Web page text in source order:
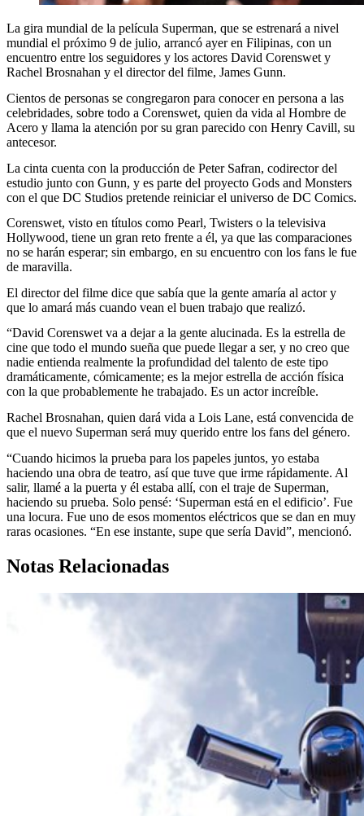
La gira mundial de la película Superman, que se estrenará a nivel
mundial el próximo 9 de julio, arrancó ayer en Filipinas, con un
encuentro entre los seguidores y los actores David Corenswet y
Rachel Brosnahan y el director del filme, James Gunn.
Cientos de personas se congregaron para conocer en persona a las
celebridades, sobre todo a Corenswet, quien da vida al Hombre de
Acero y llama la atención por su gran parecido con Henry Cavill, su
antecesor.
La cinta cuenta con la producción de Peter Safran, codirector del
estudio junto con Gunn, y es parte del proyecto Gods and Monsters
con el que DC Studios pretende reiniciar el universo de DC Comics.
Corenswet, visto en títulos como Pearl, Twisters o la televisiva
Hollywood, tiene un gran reto frente a él, ya que las comparaciones
no se harán esperar; sin embargo, en su encuentro con los fans le fue
de maravilla.
El director del filme dice que sabía que la gente amaría al actor y
que lo amará más cuando vean el buen trabajo que realizó.
“David Corenswet va a dejar a la gente alucinada. Es la estrella de
cine que todo el mundo sueña que puede llegar a ser, y no creo que
nadie entienda realmente la profundidad del talento de este tipo
dramáticamente, cómicamente; es la mejor estrella de acción física
con la que probablemente he trabajado. Es un actor increíble.
Rachel Brosnahan, quien dará vida a Lois Lane, está convencida de
que el nuevo Superman será muy querido entre los fans del género.
“Cuando hicimos la prueba para los papeles juntos, yo estaba
haciendo una obra de teatro, así que tuve que irme rápidamente. Al
salir, llamé a la puerta y él estaba allí, con el traje de Superman,
haciendo su prueba. Solo pensé: ‘Superman está en el edificio’. Fue
una locura. Fue uno de esos momentos eléctricos que se dan en muy
raras ocasiones. “En ese instante, supe que sería David”, mencionó.
Notas Relacionadas